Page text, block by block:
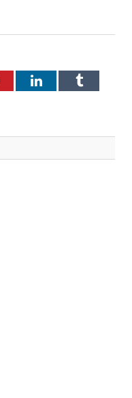
LinkedInTumblr